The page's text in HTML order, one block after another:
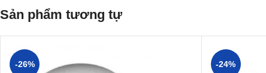
Sản phẩm tương tự
-26% -24%